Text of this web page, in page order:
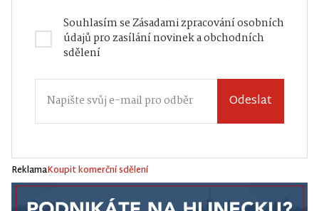
Souhlasím seZásadami zpracování osobních
údajůpro zasílání novinek a obchodních
sdělení
Odeslat
ReklamaKoupit komerční sdělení